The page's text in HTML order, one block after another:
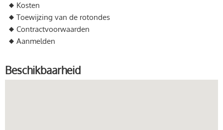
Kosten
Toewijzing van de rotondes
Contractvoorwaarden
Aanmelden
Beschikbaarheid